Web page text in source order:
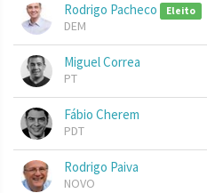
Rodrigo Pacheco Eleito
DEM
Miguel Correa
PT
Fábio Cherem
PDT
Rodrigo Paiva
NOVO